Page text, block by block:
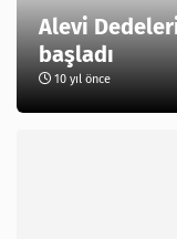
Alevi
başladı
10 yıl önce